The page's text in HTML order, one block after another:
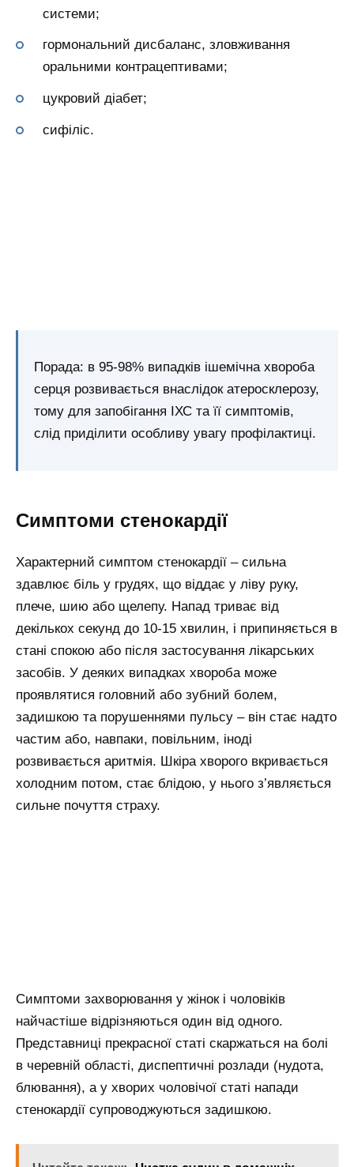
системи;
гормональний дисбаланс, зловживання
оральними контрацептивами;
цукровий діабет;
сифіліс.
Порада: в 95-98% випадків ішемічна хвороба
серця розвивається внаслідок атеросклерозу,
тому для запобігання ІХС та її симптомів,
слід приділити особливу увагу профілактиці.
Симптоми стенокардії
Характерний симптом стенокардії – сильна
здавлює біль у грудях, що віддає у ліву руку,
плече, шию або щелепу. Напад триває від
декількох секунд до 10-15 хвилин, і припиняється в
стані спокою або після застосування лікарських
засобів. У деяких випадках хвороба може
проявлятися головний або зубний болем,
задишкою та порушеннями пульсу – він стає надто
частим або, навпаки, повільним, іноді
розвивається аритмія. Шкіра хворого вкривається
холодним потом, стає блідою, у нього з’являється
сильне почуття страху.
Симптоми захворювання у жінок і чоловіків
найчастіше відрізняються один від одного.
Представниці прекрасної статі скаржаться на болі
в черевній області, диспептичні розлади (нудота,
блювання), а у хворих чоловічої статі напади
стенокардії супроводжуються задишкою.